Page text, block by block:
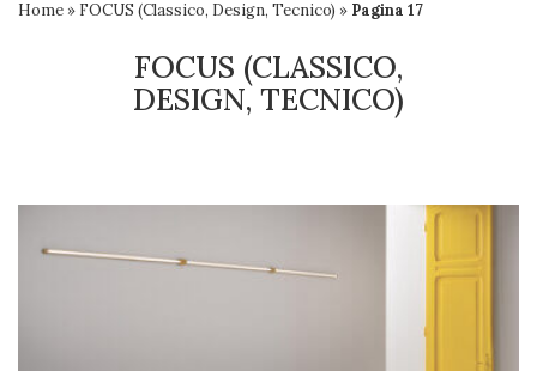
Home » FOCUS (Classico, Design, Tecnico) » Pagina 17
FOCUS (CLASSICO,
DESIGN, TECNICO)